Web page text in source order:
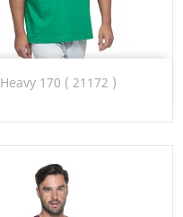
Heavy 170 ( 21172 )